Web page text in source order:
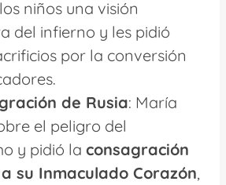
niños una visión
del infierno y les pidió
por la conversión
de Rusia: María
el peligro del
y pidió la consagración
su Inmaculado Corazón,